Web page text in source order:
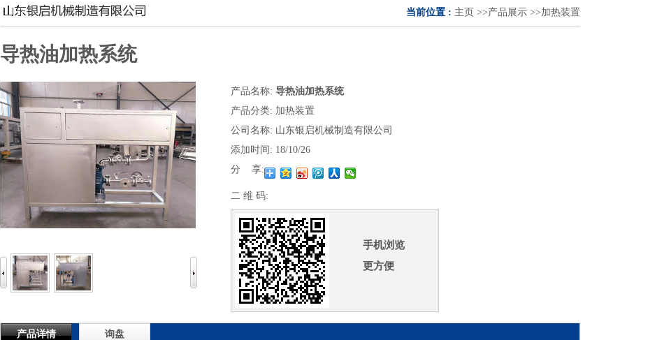
当前位置 : 主页 >>产品展示 >>加热装置
导热油加热系统
产品名称: 导热油加热系统
产品分类: 加热装置
公司名称: 山东银启机械制造有限公司
添加时间: 18/10/26
分 享:
二 维 码:
手机浏览
更方便
产品详情 询盘